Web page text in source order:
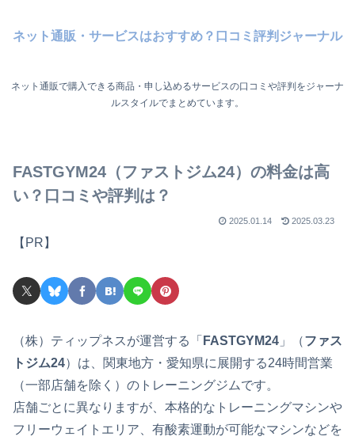
ネット通販・サービスはおすすめ？口コミ評判ジャーナル
ネット通販で購入できる商品・申し込めるサービスの口コミや評判をジャーナ
ルスタイルでまとめています。
FASTGYM24（ファストジム24）の料金は高
い？口コミや評判は？
2025.01.14 2025.03.23
【PR】
（株）ティップネスが運営する「 FASTGYM24 」（ファス
トジム24）は、関東地方・愛知県に展開する24時間営業
（一部店舗を除く）のトレーニングジムです。
店舗ごとに異なりますが、本格的なトレーニングマシンや
フリーウェイトエリア、有酸素運動が可能なマシンなどを